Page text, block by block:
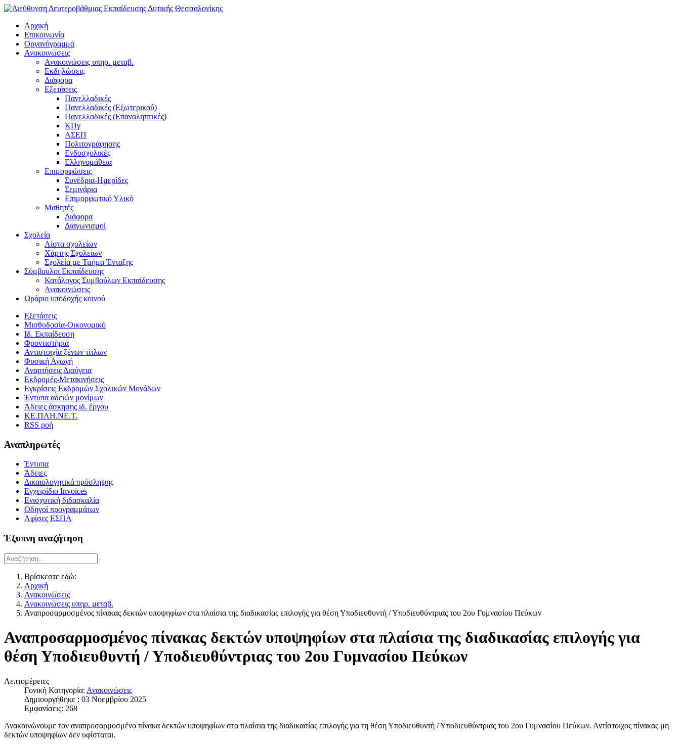
Αρχική
Επικοινωνία
Οργανόγραμμα
Ανακοινώσεις
Ανακοινώσεις υπηρ. μεταβ.
Εκδηλώσεις
Διάφορα
Εξετάσεις
Πανελλαδικές
Πανελλαδικές (Εξωτερικού)
Πανελλαδικές (Επαναληπτικές)
ΚΠγ
ΑΣΕΠ
Πολιτογράφησης
Ενδοσχολικές
Ελληνομάθεια
Επιμορφώσεις
Συνέδρια-Ημερίδες
Σεμινάρια
Επιμορφωτικό Υλικό
Μαθητές
Διάφορα
Διαγωνισμοί
Σχολεία
Λίστα σχολείων
Χάρτης Σχολείων
Σχολεία με Τμήμα Ένταξης
Σύμβουλοι Εκπαίδευσης
Κατάλογος Συμβούλων Εκπαίδευσης
Ανακοινώσεις
Ωράριο υποδοχής κοινού
Εξετάσεις
Μισθοδοσία-Οικονομικό
Ιδ. Εκπαίδευση
Φροντιστήρια
Αντιστοιχία ξένων τίτλων
Φυσική Αγωγή
Αναρτήσεις Διαύγεια
Εκδρομές-Μετακινήσεις
Εγκρίσεις Εκδρομών Σχολικών Μονάδων
Έντυπα αδειών μονίμων
Άδειες άσκησης ιδ. έργου
ΚΕ.ΠΛΗ.ΝΕ.Τ.
RSS ροή
Αναπληρωτές
Έντυπα
Άδειες
Δικαιολογητικά πρόσληψης
Εγχειρίδιο Invoices
Ενισχυτική διδασκαλία
Οδηγοί προγραμμάτων
Αφίσες ΕΣΠΑ
Έξυπνη αναζήτηση
Βρίσκεστε εδώ:
Αρχική
Ανακοινώσεις
Ανακοινώσεις υπηρ. μεταβ.
Αναπροσαρμοσμένος πίνακας δεκτών υποψηφίων στα πλαίσια της διαδικασίας επιλογής για θέση Υποδιευθυντή / Υποδιευθύντριας του 2ου Γυμνασίου Πεύκων
Αναπροσαρμοσμένος πίνακας δεκτών υποψηφίων στα πλαίσια της διαδικασίας επιλογής για
θέση Υποδιευθυντή / Υποδιευθύντριας του 2ου Γυμνασίου Πεύκων
Λεπτομέρειες
Γονική Κατηγορία: Ανακοινώσεις
Δημιουργήθηκε : 03 Νοεμβρίου 2025
Εμφανίσεις: 268
Ανακοινώνουμε τον αναπροσαρμοσμένο πίνακα δεκτών υποψηφίων στα πλαίσια της διαδικασίας επιλογής για τη θέση Υποδιευθυντή / Υποδιευθύντριας του 2ου Γυμνασίου Πεύκων. Αντίστοιχος πίνακας μη
δεκτών υποψηφίων δεν υφίσταται.